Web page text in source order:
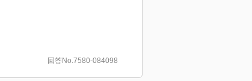
回答No.7580-084098